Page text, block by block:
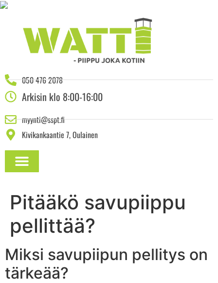
050 476 2078
Arkisin klo 8:00-16:00
myynti@sspt.fi
Kivikankaantie 7, Oulainen
Pitääkö savupiippu
pellittää?
Miksi savupiipun pellitys on
tärkeää?